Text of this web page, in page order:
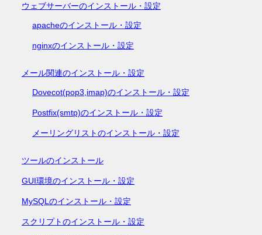
ウェブサーバーのインストール・設定
apacheのインストール・設定
nginxのインストール・設定
メール関連のインストール・設定
Dovecot(pop3,imap)のインストール・設定
Postfix(smtp)のインストール・設定
メーリングリストのインストール・設定
ツールのインストール
GUI環境のインストール・設定
MySQLのインストール・設定
スクリプトのインストール・設定